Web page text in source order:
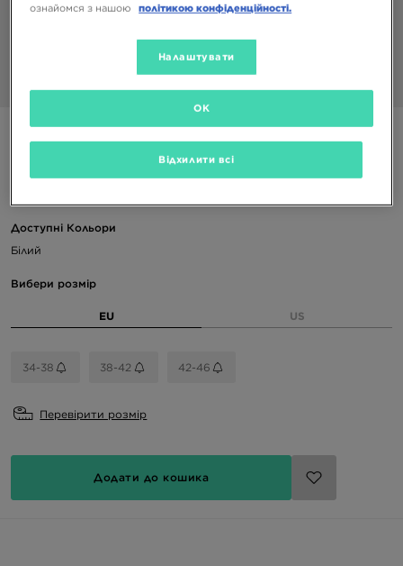
NIKE ВИСОКІ ШКАРПЕТКИ CUSH QT 3PR
799 ГРН
Доступні Кольори
Білий
Вибери розмір
EU US
34-38 38-42 42-46
Перевірити розмір
Додати до кошика
ознайомся з нашою
політикою конфіденційності.
Налаштувати
Відхилити всі
OK